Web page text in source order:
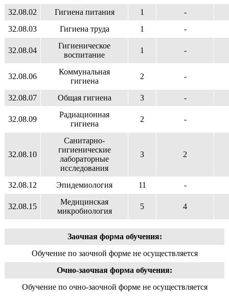
32.08.02 Гигиена питания 1
-
32.08.03
Гигиена труда 1 -
32.08.04
Гигиеническое
воспитание
1 -
32.08.06
Коммунальная
гигиена
2 -
32.08.07 Общая гигиена 3 -
32.08.09
Радиационная
гигиена
2 -
32.08.10
Санитарно-
гигиенические
лабораторные
исследования
3 2
32.08.12 Эпидемиология 11 -
32.08.15
Медицинская
микробиология
5 4
Заочная форма обучения:
Обучение по заочной форме не осуществляется
Очно-заочная форма обучения:
Обучение по очно-заочной форме не осуществляется